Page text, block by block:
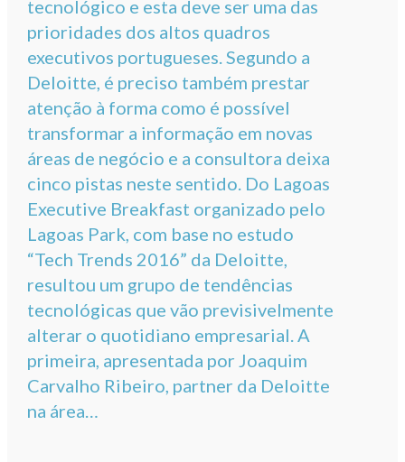
tecnológico e esta deve ser uma das
prioridades dos altos quadros
executivos portugueses. Segundo a
Deloitte, é preciso também prestar
atenção à forma como é possível
transformar a informação em novas
áreas de negócio e a consultora deixa
cinco pistas neste sentido. Do Lagoas
Executive Breakfast organizado pelo
Lagoas Park, com base no estudo
“Tech Trends 2016” da Deloitte,
resultou um grupo de tendências
tecnológicas que vão previsivelmente
alterar o quotidiano empresarial. A
primeira, apresentada por Joaquim
Carvalho Ribeiro, partner da Deloitte
na área…